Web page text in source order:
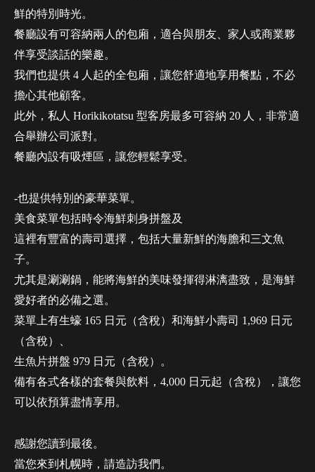
鮮的特別時光。
餐廳設有可容納兩人的包廂，適合與朋友、家人或商業夥
伴享受談話的樂趣。
我們也提供 4 人起的全包廂，讓您舒適地享用餐點，不必
擔心其他顧客。
此外，私人 Horikikotatsu 型客房最多可容納 20 人，非常適
合舉辦公司派對。
餐廳內設有吸煙區，讓您輕鬆享受。
-也提供特別的豪華菜單。
美食菜單包括時令海鮮刺身拼盤及
這裡有豐富的壽司選擇，包括大量新鮮的海膽和三文魚
子。
尤其是涮涮鍋，能將海鮮的美味發揮得淋漓盡致，是海鮮
愛好者的必備之選。
菜單上有生蠔 165 日元（含稅）和海鮮小壽司 1,969 日元
（含稅）、
生魚片拼盤 979 日元（含稅）。
備有各式各樣的套餐與飲料，4,000 日元起（含稅），讓您
可以依預算盡情享用。
感謝您讀到最後。
當您來到札幌時，請造訪我們。